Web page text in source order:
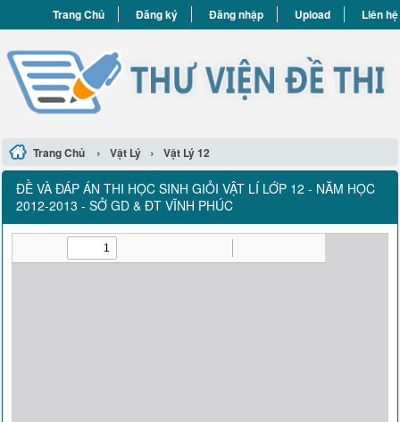
Trang Chủ Đăng ký Đăng nhập Upload Liên hệ
Trang Chủ › Vật Lý › Vật Lý 12
ĐỀ VÀ ĐÁP ÁN THI HỌC SINH GIỎI VẬT LÍ LỚP 12 - NĂM HỌC
2012-2013 - SỞ GD & ĐT VĨNH PHÚC